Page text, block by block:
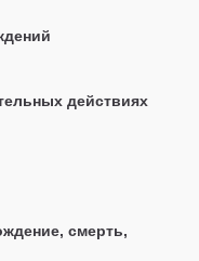
действиях
смерть,